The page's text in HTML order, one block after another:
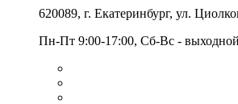
620089, г. Екатеринбург, ул.
Пн-Пт 9:00-17:00, Сб-Вс - выходной